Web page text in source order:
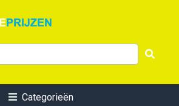
Categorieën